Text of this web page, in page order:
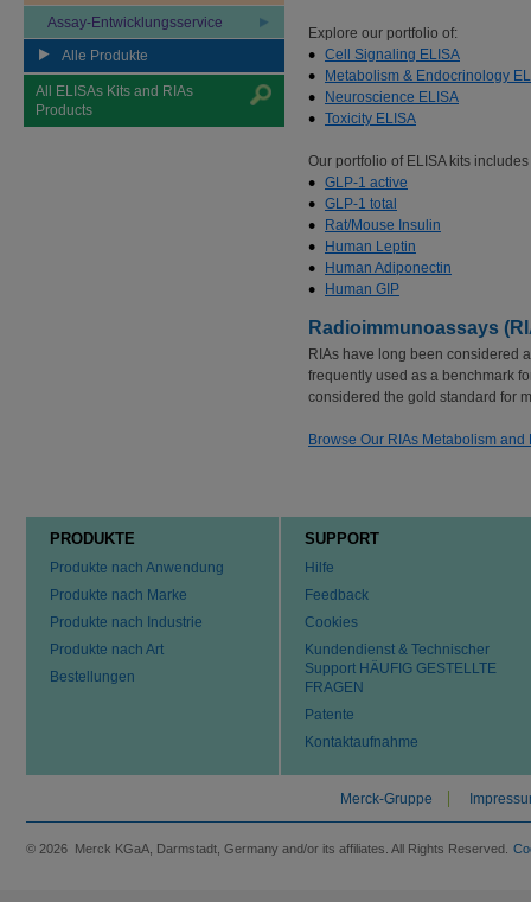
Assay-Entwicklungsservice
Alle Produkte
All ELISAs Kits and RIAs
Products
Explore our portfolio of:
Cell Signaling ELISA
Metabolism & Endocrinology
Neuroscience ELISA
Toxicity ELISA
Our portfolio of ELISA kits
GLP-1 active
GLP-1 total
Rat/Mouse Insulin
Human Leptin
Human Adiponectin
Human GIP
Radioimmunoassays
RIAs have long been considered
frequently used as a benchmark
considered the gold standard for
Browse Our RIAs Metabolism
PRODUKTE
Produkte nach Anwendung
Produkte nach Marke
Produkte nach Industrie
Produkte nach Art
Bestellungen
SUPPORT
Hilfe
Feedback
Cookies
Kundendienst & Technischer
Support HÄUFIG GESTELLTE
FRAGEN
Patente
Kontaktaufnahme
Merck-Gruppe
© 2026 Merck KGaA, Darmstadt, Germany and/or its affiliates. All Rights Reserved.